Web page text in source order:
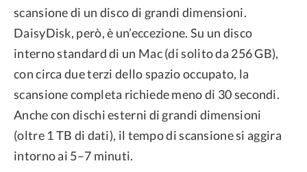
scansione di un disco di grandi dimensioni.
DaisyDisk, però, è un’eccezione. Su un disco
interno standard di un Mac (di solito da 256 GB),
con circa due terzi dello spazio occupato, la
scansione completa richiede meno di 30 secondi.
Anche con dischi esterni di grandi dimensioni
(oltre 1 TB di dati), il tempo di scansione si aggira
intorno ai 5–7 minuti.